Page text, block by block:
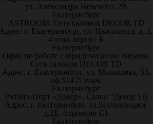
ул. Александра Невского, 2В
Екатеринбург
ASTROOM. Сеть салонов DECOR TD
г. Екатеринбург, ул. Цвиллинга, д .1,
4 этаж корпус Б
Екатеринбург
Офис по работе с юридическими лицами.
Сеть салонов DECOR TD
Адрес: г. Екатеринбург, ул. Малышева, 53,
оф.514 |5 этаж|
Екатеринбург
Ритейл-Порт «Докер», Салон "Декор ТД
Адрес: г. Екатеринбург, ул.Бахчиванджи,
д.2Б, /строение С1
Екатеринбург